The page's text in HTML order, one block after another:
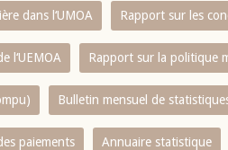
dans l‘UMOA Rapport sur les
l‘UEMOA Rapport sur la politique
Bulletin mensuel de
paiements Annuaire statistique